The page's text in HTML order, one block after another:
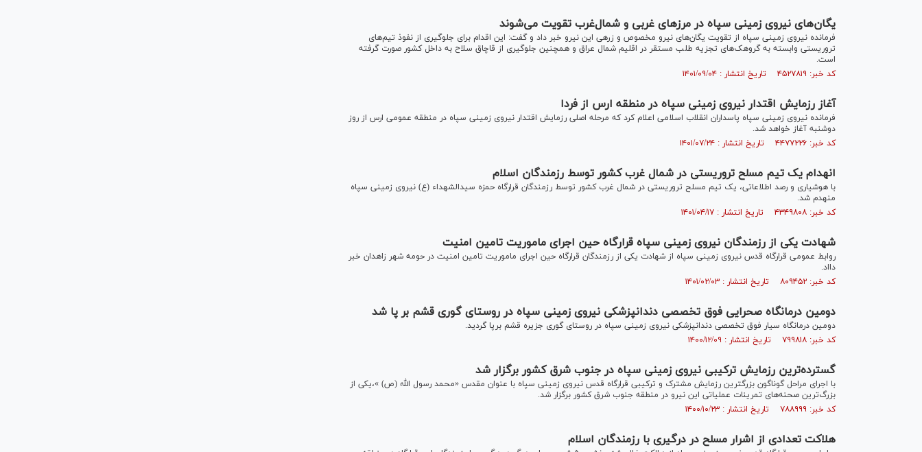
یگان‌های نیروی زمینی سپاه در مرزهای غربی و شمال‌غرب تقویت می‌شوند
فرمانده نیروی زمینی سپاه از تقویت یگان‌های نیرو مخصوص و زرهی این نیرو خبر داد و گفت: این اقدام برای جلوگیری از نفوذ تیم‌های
تروریستی وابسته به گروهک‌های تجزیه طلب مستقر در اقلیم شمال عراق و همچنین جلوگیری از قاچاق سلاح به داخل کشور صورت گرفته
است.
کد خبر: ۴۵۲۷۸۱۹ تاریخ انتشار : ۱۴۰۱/۰۹/۰۴
آغاز رزمایش اقتدار نیروی زمینی سپاه در منطقه ارس از فردا
فرمانده نیروی زمینی سپاه پاسداران انقلاب اسلامی اعلام کرد که مرحله اصلی رزمایش اقتدار نیروی زمینی سپاه در منطقه عمومی ارس از روز
دوشنبه آغاز خواهد شد.
کد خبر: ۴۴۷۷۲۲۶ تاریخ انتشار : ۱۴۰۱/۰۷/۲۴
انهدام یک تیم مسلح تروریستی در شمال غرب کشور توسط رزمندگان اسلام
با هوشیاری و رصد اطلاعاتی، یک تیم مسلح تروریستی در شمال غرب کشور توسط رزمندگان قرارگاه حمزه سیدالشهداء (ع) نیروی زمینی سپاه
منهدم شد.
کد خبر: ۴۳۴۹۸۰۸ تاریخ انتشار : ۱۴۰۱/۰۴/۱۷
شهادت یکی از رزمندگان نیروی زمینی سپاه قرارگاه حین اجرای ماموریت تامین امنیت
روابط عمومی قرارگاه قدس نیروی زمینی سپاه از شهادت یکی از رزمندگان قرارگاه حین اجرای ماموریت تامین امنیت در حومه شهر زاهدان خبر
دااد.
کد خبر: ۸۰۹۴۵۲ تاریخ انتشار : ۱۴۰۱/۰۲/۰۳
دومین درمانگاه صحرایی فوق تخصصی دندانپزشکی نیروی زمینی سپاه در روستای گوری قشم بر پا شد
دومین درمانگاه سیار فوق تخصصی دندانپزشکی نیروی زمینی سپاه در روستای گوری جزیره قشم برپا گردید.
کد خبر: ۷۹۹۸۱۸ تاریخ انتشار : ۱۴۰۰/۱۲/۰۹
گسترده‌ترین رزمایش ترکیبی نیروی زمینی سپاه در جنوب شرق کشور برگزار شد
با اجرای مراحل گوناگون بزرگترین رزمایش مشترک و ترکیبی قرارگاه قدس نیروی زمینی سپاه با عنوان مقدس «محمد رسول الله (ص) »،یکی از
بزرگ‌ترین صحنه‌های تمرینات عملیاتی این نیرو در منطقه جنوب شرق کشور برگزار شد.
کد خبر: ۷۸۸۹۹۹ تاریخ انتشار : ۱۴۰۰/۱۰/۲۳
هلاکت تعدادی از اشرار مسلح در درگیری با رزمندگان اسلام